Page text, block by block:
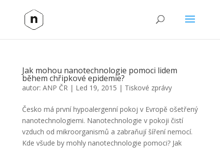
Jak mohou nanotechnologie pomoci lidem
během chřipkové epidemie?
autor: ANP ČR| Led 19, 2015 | Tiskové zprávy
Česko má první hypoalergenní pokoj v Evropě ošetřený
nanotechnologiemi. Nanotechnologie v pokoji čistí
vzduch od mikroorganismů a zabraňují šíření nemocí.
Kde všude by mohly nanotechnologie pomoci? Jak